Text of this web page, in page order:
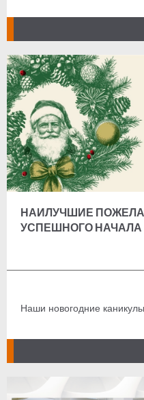
НАИЛУЧШИЕ
УСПЕШНОГО НАЧАЛА
Наши новогодние каникулы